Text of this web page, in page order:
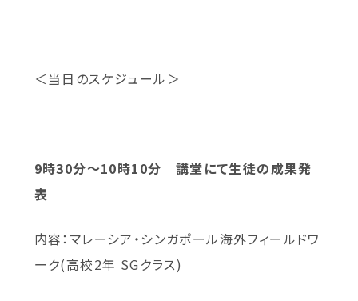
＜当日のスケジュール＞
9時30分～10時10分 講堂にて生徒の成果発
表
内容：マレーシア・シンガポール海外フィールドワ
ーク(高校2年 SGクラス)